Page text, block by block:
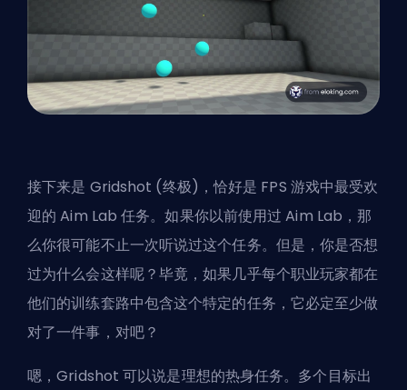
接下来是 Gridshot (终极)，恰好是 FPS 游戏中最受欢
迎的 Aim Lab 任务。如果你以前使用过 Aim Lab，那
么你很可能不止一次听说过这个任务。但是，你是否想
过为什么会这样呢？毕竟，如果几乎每个职业玩家都在
他们的训练套路中包含这个特定的任务，它必定至少做
对了一件事，对吧？
嗯，Gridshot 可以说是理想的热身任务。多个目标出